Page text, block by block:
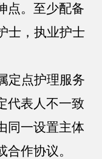
点。至少配备
士，执业护士
定点护理服务
代表人不一致
同一设置主体
作协议。